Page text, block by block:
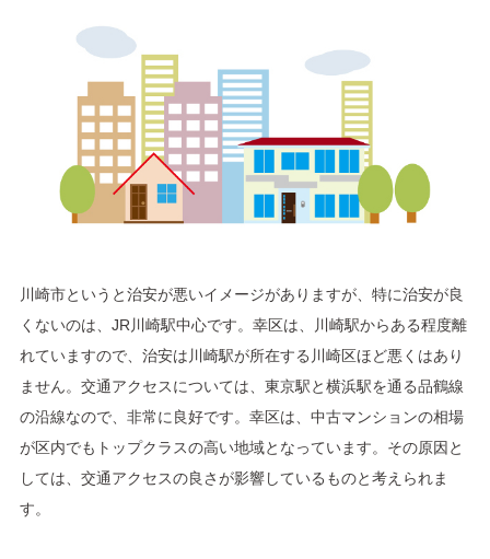
川崎市というと治安が悪いイメージがありますが、特に治安が良
くないのは、JR川崎駅中心です。幸区は、川崎駅からある程度離
れていますので、治安は川崎駅が所在する川崎区ほど悪くはあり
ません。交通アクセスについては、東京駅と横浜駅を通る品鶴線
の沿線なので、非常に良好です。幸区は、中古マンションの相場
が区内でもトップクラスの高い地域となっています。その原因と
しては、交通アクセスの良さが影響しているものと考えられま
す。